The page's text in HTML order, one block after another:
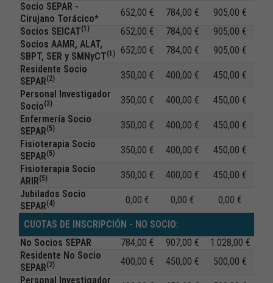
Socio SEPAR -
Cirujano Torácico*
652,00 € 784,00 €
905,00 €
Socios SEICAT(1) 652,00 € 784,00 €
905,00 €
Socios AAMR, ALAT,
SBPT, SER y SMNyCT(1) 652,00 € 784,00 €
905,00 €
Residente Socio
SEPAR(2) 350,00 € 400,00 €
450,00 €
Personal Investigador
Socio(3) 350,00 € 400,00 €
450,00 €
Enfermería Socio
SEPAR(5) 350,00 € 400,00 €
450,00 €
Fisioterapia Socio
SEPAR(5) 350,00 € 400,00 €
450,00 €
Fisioterapia Socio
ARIR(5) 350,00 € 400,00 €
450,00 €
Jubilados Socio
SEPAR(4) 0,00 € 0,00 € 0,00 €
CUOTAS DE INSCRIPCIÓN - NO SOCIO:
No Socios SEPAR
784,00 € 907,00 €
1.028,00 €
Residente No Socio
SEPAR(2) 400,00 € 450,00 €
500,00 €
Personal Investigador